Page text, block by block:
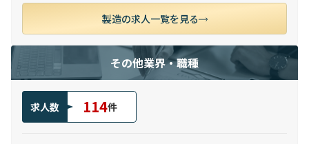
製造の求人一覧を見る
その他業界・職種
求人数 114件